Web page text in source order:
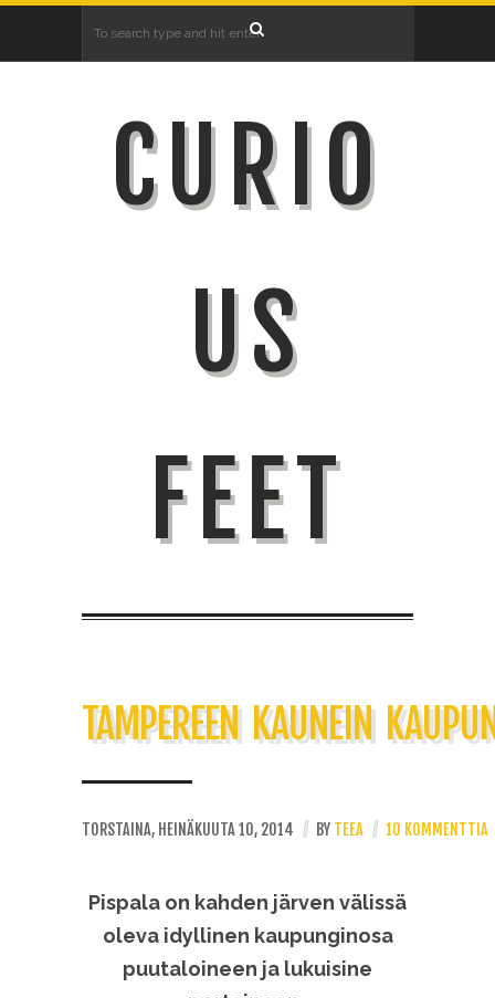
CURIO
US
FEET
TAMPEREEN KAUNEIN
TORSTAINA, HEINÄKUUTA 10, 2014 // BY TEEA // 10 KOMMENTTIA
Pispala on kahden järven välissä
oleva idyllinen kaupunginosa
puutaloineen ja lukuisine